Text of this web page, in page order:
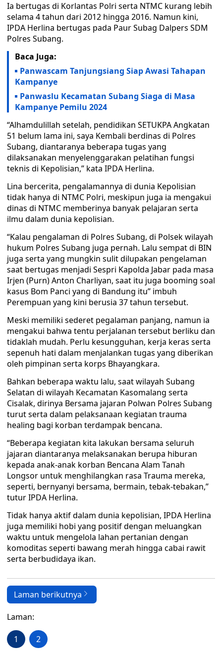
Ia bertugas di Korlantas Polri serta NTMC kurang lebih
selama 4 tahun dari 2012 hingga 2016. Namun kini,
IPDA Herlina bertugas pada Paur Subag Dalpers SDM
Polres Subang.
Baca Juga:
Panwascam Tanjungsiang Siap Awasi Tahapan
Kampanye
Panwaslu Kecamatan Subang Siaga di Masa
Kampanye Pemilu 2024
“Alhamdulillah setelah, pendidikan SETUKPA Angkatan
51 belum lama ini, saya Kembali berdinas di Polres
Subang, diantaranya beberapa tugas yang
dilaksanakan menyelenggarakan pelatihan fungsi
teknis di Kepolisian,” kata IPDA Herlina.
Lina bercerita, pengalamannya di dunia Kepolisian
tidak hanya di NTMC Polri, meskipun juga ia mengakui
dinas di NTMC memberinya banyak pelajaran serta
ilmu dalam dunia kepolisian.
“Kalau pengalaman di Polres Subang, di Polsek wilayah
hukum Polres Subang juga pernah. Lalu sempat di BIN
juga serta yang mungkin sulit dilupakan pengelaman
saat bertugas menjadi Sespri Kapolda Jabar pada masa
Irjen (Purn) Anton Charliyan, saat itu juga booming soal
kasus Bom Panci yang di Bandung itu” imbuh
Perempuan yang kini berusia 37 tahun tersebut.
Meski memiliki sederet pegalaman panjang, namun ia
mengakui bahwa tentu perjalanan tersebut berliku dan
tidaklah mudah. Perlu kesungguhan, kerja keras serta
sepenuh hati dalam menjalankan tugas yang diberikan
oleh pimpinan serta korps Bhayangkara.
Bahkan beberapa waktu lalu, saat wilayah Subang
Selatan di wilayah Kecamatan Kasomalang serta
Cisalak, dirinya Bersama jajaran Polwan Polres Subang
turut serta dalam pelaksanaan kegiatan trauma
healing bagi korban terdampak bencana.
“Beberapa kegiatan kita lakukan bersama seluruh
jajaran diantaranya melaksanakan berupa hiburan
kepada anak-anak korban Bencana Alam Tanah
Longsor untuk menghilangkan rasa Trauma mereka,
seperti, bernyanyi bersama, bermain, tebak-tebakan,”
tutur IPDA Herlina.
Tidak hanya aktif dalam dunia kepolisian, IPDA Herlina
juga memiliki hobi yang positif dengan meluangkan
waktu untuk mengelola lahan pertanian dengan
komoditas seperti bawang merah hingga cabai rawit
serta berbudidaya ikan.
Laman berikutnya
Laman:
1 2